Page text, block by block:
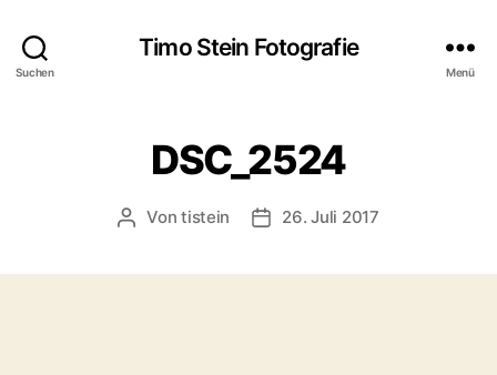
Suchen
Timo Stein Fotografie
Menü
DSC_2524
Beitragsautor
Vontistein Veröffentlichungsdatum
26. Juli 2017